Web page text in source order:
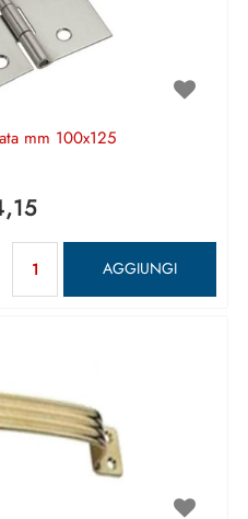
mm 100x125
AGGIUNGI